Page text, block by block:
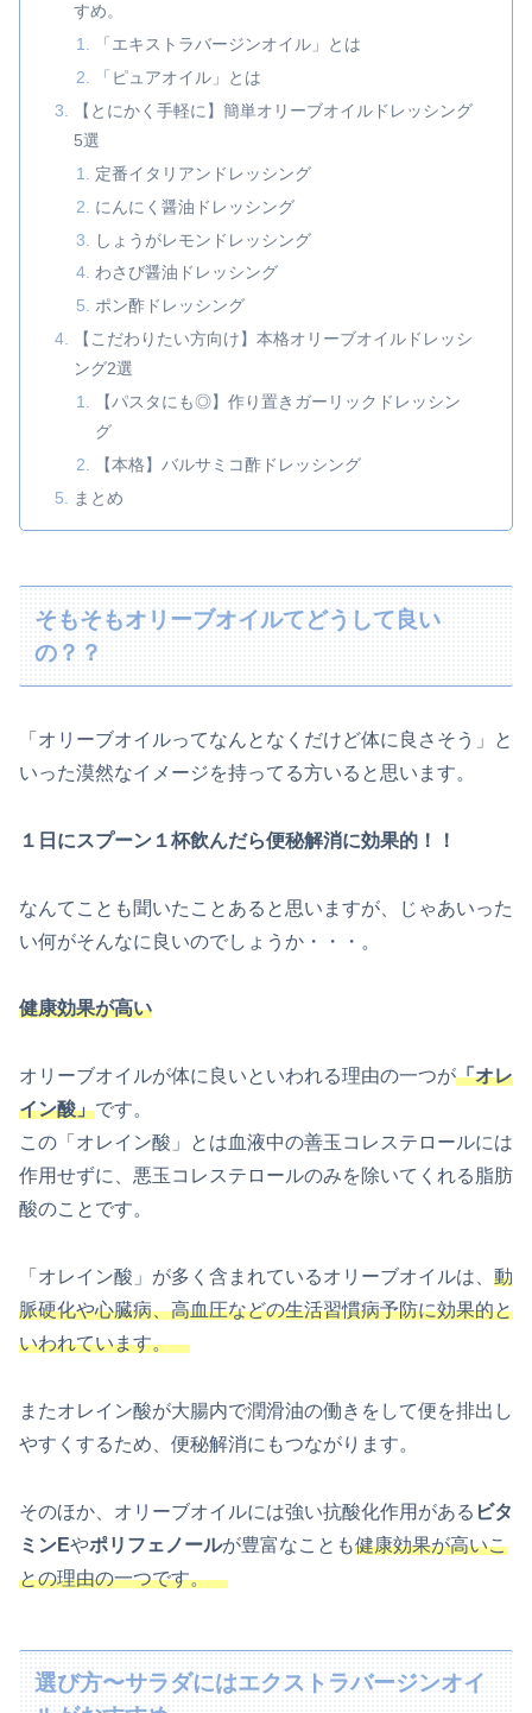
すめ。
「エキストラバージンオイル」とは
「ピュアオイル」とは
【とにかく手軽に】簡単オリーブオイルドレッシング
5選
定番イタリアンドレッシング
にんにく醤油ドレッシング
しょうがレモンドレッシング
わさび醤油ドレッシング
ポン酢ドレッシング
【こだわりたい方向け】本格オリーブオイルドレッシ
ング2選
【パスタにも◎】作り置きガーリックドレッシン
グ
【本格】バルサミコ酢ドレッシング
まとめ
そもそもオリーブオイルてどうして良い
の？？
「オリーブオイルってなんとなくだけど体に良さそう」と
いった漠然なイメージを持ってる方いると思います。
１日にスプーン１杯飲んだら便秘解消に効果的！！
なんてことも聞いたことあると思いますが、じゃあいった
い何がそんなに良いのでしょうか・・・。
健康効果が高い
オリーブオイルが体に良いといわれる理由の一つが「オレ
イン酸」です。
この「オレイン酸」とは血液中の善玉コレステロールには
作用せずに、悪玉コレステロールのみを除いてくれる脂肪
酸のことです。
「オレイン酸」が多く含まれているオリーブオイルは、 動
脈硬化や心臓病、高血圧などの生活習慣病予防に効果的と
いわれています。
またオレイン酸が大腸内で潤滑油の働きをして便を排出し
やすくするため、便秘解消にもつながります。
そのほか、オリーブオイルには強い抗酸化作用がある ビタ
ミンEやポリフェノールが豊富なことも健康効果が高いこ
との理由の一つです。
選び方〜サラダにはエクストラバージンオイ